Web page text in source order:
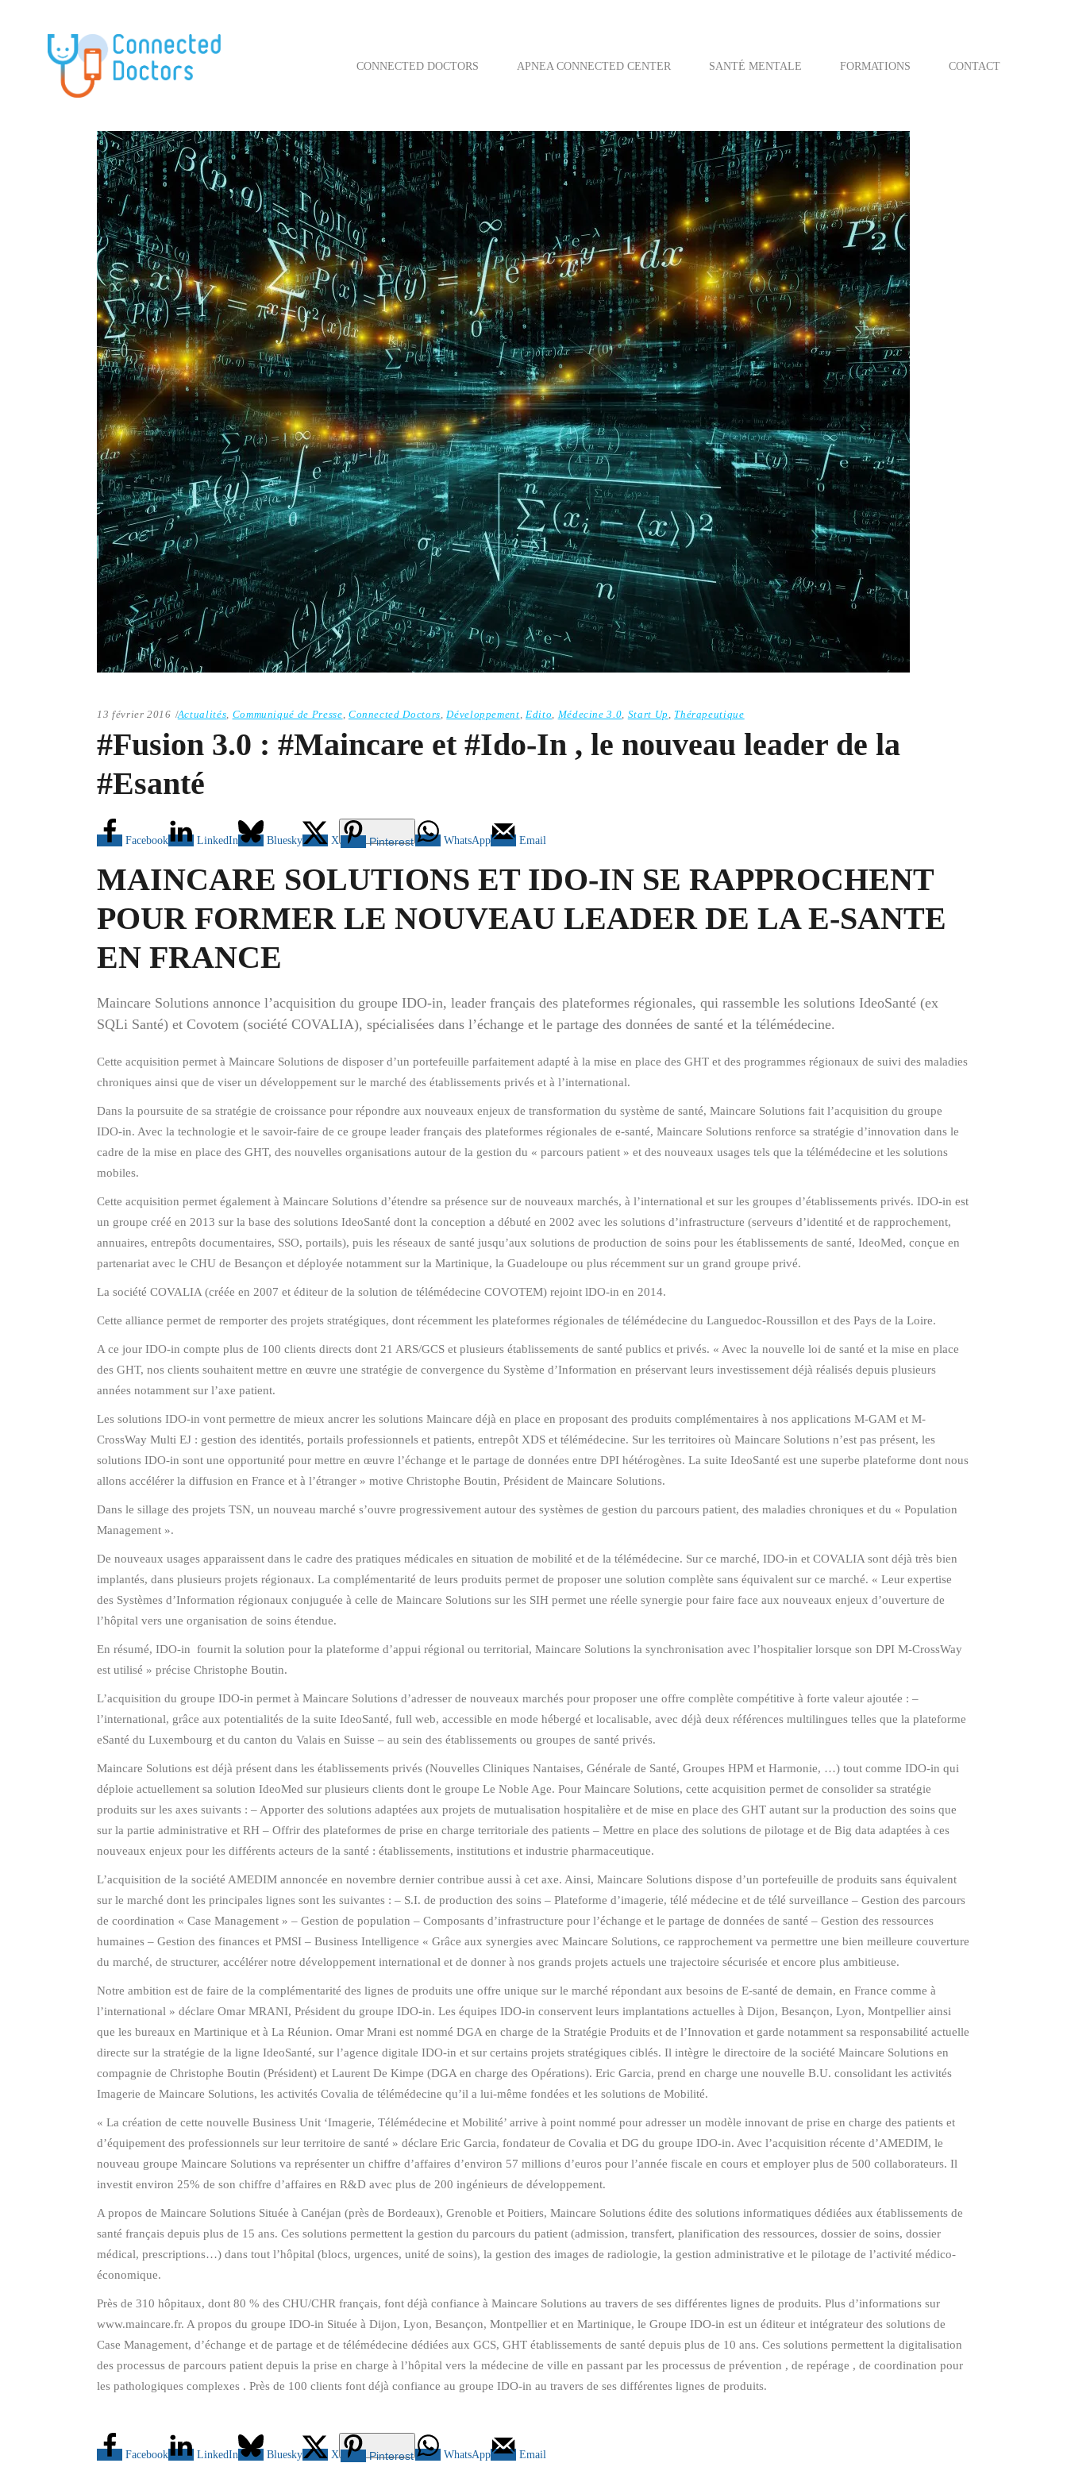
CONNECTED DOCTORS APNEA CONNECTED CENTER SANTÉ MENTALE FORMATIONS CONTACT
13 février 2016 Actualités, Communiqué de Presse, Connected Doctors,Développement,Edito, Médecine 3.0, Start Up , Thérapeutique
#Fusion 3.0 : #Maincare et #Ido-In , le nouveau leader de la
#Esanté
Facebook LinkedIn Bluesky X Pinterest WhatsApp Email
MAINCARE SOLUTIONS ET IDO-IN SE RAPPROCHENT
POUR FORMER LE NOUVEAU LEADER DE LA E-SANTE
EN FRANCE
Maincare Solutions annonce l’acquisition du groupe IDO-in, leader français des plateformes régionales, qui rassemble les solutions IdeoSanté (ex
SQLi Santé) et Covotem (société COVALIA), spécialisées dans l’échange et le partage des données de santé et la télémédecine.
Cette acquisition permet à Maincare Solutions de disposer d’un portefeuille parfaitement adapté à la mise en place des GHT et des programmes régionaux de suivi des maladies
chroniques ainsi que de viser un développement sur le marché des établissements privés et à l’international.
Dans la poursuite de sa stratégie de croissance pour répondre aux nouveaux enjeux de transformation du système de santé, Maincare Solutions fait l’acquisition du groupe
IDO-in. Avec la technologie et le savoir-faire de ce groupe leader français des plateformes régionales de e-santé, Maincare Solutions renforce sa stratégie d’innovation dans le
cadre de la mise en place des GHT, des nouvelles organisations autour de la gestion du « parcours patient » et des nouveaux usages tels que la télémédecine et les solutions
mobiles.
Cette acquisition permet également à Maincare Solutions d’étendre sa présence sur de nouveaux marchés, à l’international et sur les groupes d’établissements privés. IDO-in est
un groupe créé en 2013 sur la base des solutions IdeoSanté dont la conception a débuté en 2002 avec les solutions d’infrastructure (serveurs d’identité et de rapprochement,
annuaires, entrepôts documentaires, SSO, portails), puis les réseaux de santé jusqu’aux solutions de production de soins pour les établissements de santé, IdeoMed, conçue en
partenariat avec le CHU de Besançon et déployée notamment sur la Martinique, la Guadeloupe ou plus récemment sur un grand groupe privé.
La société COVALIA (créée en 2007 et éditeur de la solution de télémédecine COVOTEM) rejoint lDO-in en 2014.
Cette alliance permet de remporter des projets stratégiques, dont récemment les plateformes régionales de télémédecine du Languedoc-Roussillon et des Pays de la Loire.
A ce jour IDO-in compte plus de 100 clients directs dont 21 ARS/GCS et plusieurs établissements de santé publics et privés. « Avec la nouvelle loi de santé et la mise en place
des GHT, nos clients souhaitent mettre en œuvre une stratégie de convergence du Système d’Information en préservant leurs investissement déjà réalisés depuis plusieurs
années notamment sur l’axe patient.
Les solutions IDO-in vont permettre de mieux ancrer les solutions Maincare déjà en place en proposant des produits complémentaires à nos applications M-GAM et M-
CrossWay Multi EJ : gestion des identités, portails professionnels et patients, entrepôt XDS et télémédecine. Sur les territoires où Maincare Solutions n’est pas présent, les
solutions IDO-in sont une opportunité pour mettre en œuvre l’échange et le partage de données entre DPI hétérogènes. La suite IdeoSanté est une superbe plateforme dont nous
allons accélérer la diffusion en France et à l’étranger » motive Christophe Boutin, Président de Maincare Solutions.
Dans le sillage des projets TSN, un nouveau marché s’ouvre progressivement autour des systèmes de gestion du parcours patient, des maladies chroniques et du « Population
Management ».
De nouveaux usages apparaissent dans le cadre des pratiques médicales en situation de mobilité et de la télémédecine. Sur ce marché, IDO-in et COVALIA sont déjà très bien
implantés, dans plusieurs projets régionaux. La complémentarité de leurs produits permet de proposer une solution complète sans équivalent sur ce marché. « Leur expertise
des Systèmes d’Information régionaux conjuguée à celle de Maincare Solutions sur les SIH permet une réelle synergie pour faire face aux nouveaux enjeux d’ouverture de
l’hôpital vers une organisation de soins étendue.
En résumé, IDO-in fournit la solution pour la plateforme d’appui régional ou territorial, Maincare Solutions la synchronisation avec l’hospitalier lorsque son DPI M-CrossWay
est utilisé » précise Christophe Boutin.
L’acquisition du groupe IDO-in permet à Maincare Solutions d’adresser de nouveaux marchés pour proposer une offre complète compétitive à forte valeur ajoutée : –
l’international, grâce aux potentialités de la suite IdeoSanté, full web, accessible en mode hébergé et localisable, avec déjà deux références multilingues telles que la plateforme
eSanté du Luxembourg et du canton du Valais en Suisse – au sein des établissements ou groupes de santé privés.
Maincare Solutions est déjà présent dans les établissements privés (Nouvelles Cliniques Nantaises, Générale de Santé, Groupes HPM et Harmonie, …) tout comme IDO-in qui
déploie actuellement sa solution IdeoMed sur plusieurs clients dont le groupe Le Noble Age. Pour Maincare Solutions, cette acquisition permet de consolider sa stratégie
produits sur les axes suivants : – Apporter des solutions adaptées aux projets de mutualisation hospitalière et de mise en place des GHT autant sur la production des soins que
sur la partie administrative et RH – Offrir des plateformes de prise en charge territoriale des patients – Mettre en place des solutions de pilotage et de Big data adaptées à ces
nouveaux enjeux pour les différents acteurs de la santé : établissements, institutions et industrie pharmaceutique.
L’acquisition de la société AMEDIM annoncée en novembre dernier contribue aussi à cet axe. Ainsi, Maincare Solutions dispose d’un portefeuille de produits sans équivalent
sur le marché dont les principales lignes sont les suivantes : – S.I. de production des soins – Plateforme d’imagerie, télé médecine et de télé surveillance – Gestion des parcours
de coordination « Case Management » – Gestion de population – Composants d’infrastructure pour l’échange et le partage de données de santé – Gestion des ressources
humaines – Gestion des finances et PMSI – Business Intelligence « Grâce aux synergies avec Maincare Solutions, ce rapprochement va permettre une bien meilleure couverture
du marché, de structurer, accélérer notre développement international et de donner à nos grands projets actuels une trajectoire sécurisée et encore plus ambitieuse.
Notre ambition est de faire de la complémentarité des lignes de produits une offre unique sur le marché répondant aux besoins de E-santé de demain, en France comme à
l’international » déclare Omar MRANI, Président du groupe IDO-in. Les équipes IDO-in conservent leurs implantations actuelles à Dijon, Besançon, Lyon, Montpellier ainsi
que les bureaux en Martinique et à La Réunion. Omar Mrani est nommé DGA en charge de la Stratégie Produits et de l’Innovation et garde notamment sa responsabilité actuelle
directe sur la stratégie de la ligne IdeoSanté, sur l’agence digitale IDO-in et sur certains projets stratégiques ciblés. Il intègre le directoire de la société Maincare Solutions en
compagnie de Christophe Boutin (Président) et Laurent De Kimpe (DGA en charge des Opérations). Eric Garcia, prend en charge une nouvelle B.U. consolidant les activités
Imagerie de Maincare Solutions, les activités Covalia de télémédecine qu’il a lui-même fondées et les solutions de Mobilité.
« La création de cette nouvelle Business Unit ‘Imagerie, Télémédecine et Mobilité’ arrive à point nommé pour adresser un modèle innovant de prise en charge des patients et
d’équipement des professionnels sur leur territoire de santé » déclare Eric Garcia, fondateur de Covalia et DG du groupe IDO-in. Avec l’acquisition récente d’AMEDIM, le
nouveau groupe Maincare Solutions va représenter un chiffre d’affaires d’environ 57 millions d’euros pour l’année fiscale en cours et employer plus de 500 collaborateurs. Il
investit environ 25% de son chiffre d’affaires en R&D avec plus de 200 ingénieurs de développement.
A propos de Maincare Solutions Située à Canéjan (près de Bordeaux), Grenoble et Poitiers, Maincare Solutions édite des solutions informatiques dédiées aux établissements de
santé français depuis plus de 15 ans. Ces solutions permettent la gestion du parcours du patient (admission, transfert, planification des ressources, dossier de soins, dossier
médical, prescriptions…) dans tout l’hôpital (blocs, urgences, unité de soins), la gestion des images de radiologie, la gestion administrative et le pilotage de l’activité médico-
économique.
Près de 310 hôpitaux, dont 80 % des CHU/CHR français, font déjà confiance à Maincare Solutions au travers de ses différentes lignes de produits. Plus d’informations sur
www.maincare.fr. A propos du groupe IDO-in Située à Dijon, Lyon, Besançon, Montpellier et en Martinique, le Groupe IDO-in est un éditeur et intégrateur des solutions de
Case Management, d’échange et de partage et de télémédecine dédiées aux GCS, GHT établissements de santé depuis plus de 10 ans. Ces solutions permettent la digitalisation
des processus de parcours patient depuis la prise en charge à l’hôpital vers la médecine de ville en passant par les processus de prévention , de repérage , de coordination pour
les pathologiques complexes . Près de 100 clients font déjà confiance au groupe IDO-in au travers de ses différentes lignes de produits.
Facebook LinkedIn Bluesky X Pinterest WhatsApp Email